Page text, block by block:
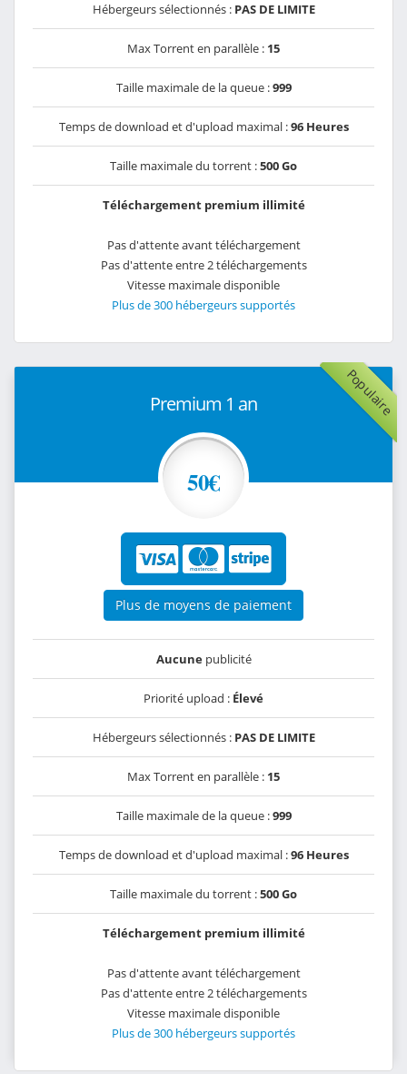
Hébergeurs sélectionnés : PAS DE LIMITE
Max Torrent en parallèle : 15
Taille maximale de la queue :999
Temps de download et d'upload maximal :96 Heures
Taille maximale du torrent :500 Go
Téléchargement premium illimité
Pas d'attente avant téléchargement
Pas d'attente entre 2 téléchargements
Vitesse maximale disponible
Plus de 300 hébergeurs supportés
Populaire
Premium 1 an
50€
Plus de moyens de paiement
Aucunepublicité
Priorité upload : Élevé
Hébergeurs sélectionnés : PAS DE LIMITE
Max Torrent en parallèle : 15
Taille maximale de la queue :999
Temps de download et d'upload maximal :96 Heures
Taille maximale du torrent :500 Go
Téléchargement premium illimité
Pas d'attente avant téléchargement
Pas d'attente entre 2 téléchargements
Vitesse maximale disponible
Plus de 300 hébergeurs supportés